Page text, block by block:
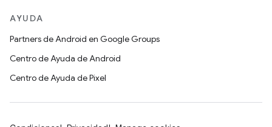
AYUDA
Partners de Android en Google Groups
Centro de Ayuda de Android
Centro de Ayuda de Pixel